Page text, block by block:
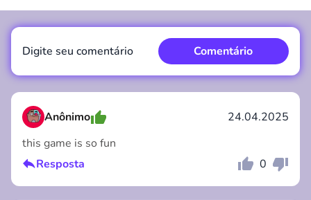
00:00 /
Anônimo
24.04.2025
this game is so fun
Resposta
0
Digite seu comentário Comentário
Cancelar Comentário